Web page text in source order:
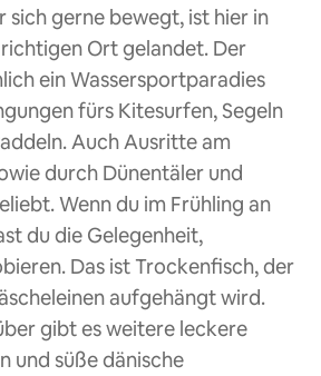
sich gerne bewegt, ist hier in
Ort gelandet. Der
ein Wassersportparadies
fürs Kitesurfen, Segeln
Auch Ausritte am
durch Dünentäler und
Wenn du im Frühling an
du die Gelegenheit,
Das ist Trockenfisch, der
aufgehängt wird.
gibt es weitere leckere
und süße dänische